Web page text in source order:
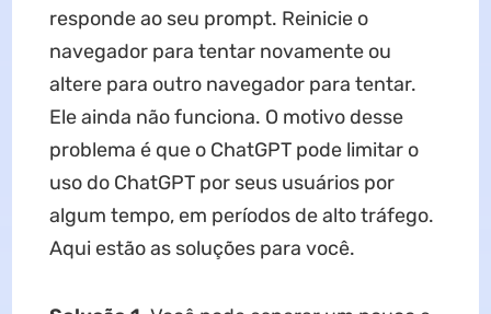
responde ao seu prompt. Reinicie o
navegador para tentar novamente ou
altere para outro navegador para tentar.
Ele ainda não funciona. O motivo desse
problema é que o ChatGPT pode limitar o
uso do ChatGPT por seus usuários por
algum tempo, em períodos de alto tráfego.
Aqui estão as soluções para você.